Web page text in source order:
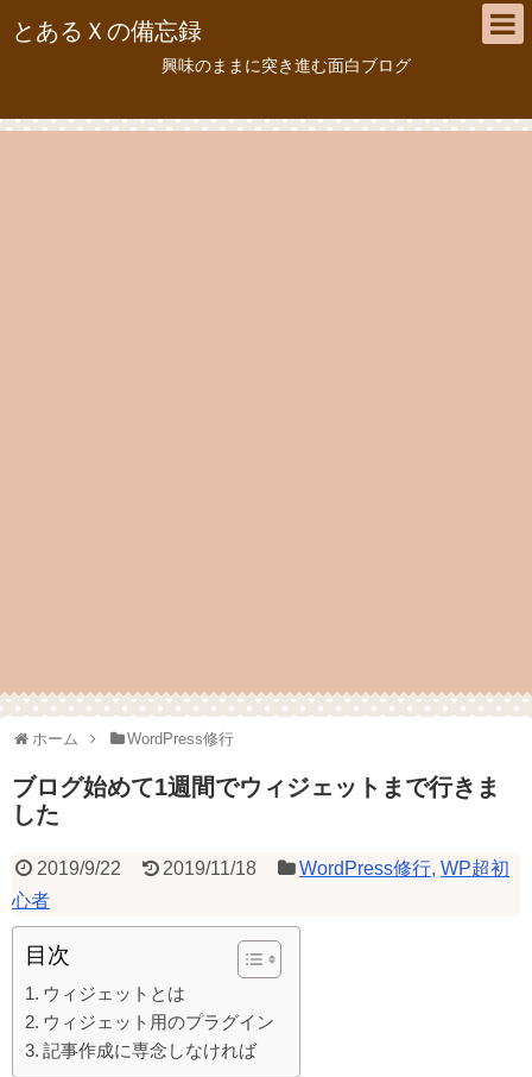
とあるＸの備忘録
興味のままに突き進む面白ブログ
ホーム WordPress修行
ブログ始めて1週間でウィジェットまで行きま
した
2019/9/22 2019/11/18 WordPress修行,WP超初
心者
目次
ウィジェットとは
ウィジェット用のプラグイン
記事作成に専念しなければ